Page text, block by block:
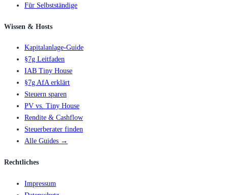
Für Selbstständige
Wissen & Hosts
Kapitalanlage-Guide
§7g Leitfaden
IAB Tiny House
§7g AfA erklärt
Steuern sparen
PV vs. Tiny House
Rendite & Cashflow
Steuerberater finden
Alle Guides →
Rechtliches
Impressum